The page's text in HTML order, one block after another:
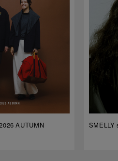
AUTUMN SMELLY